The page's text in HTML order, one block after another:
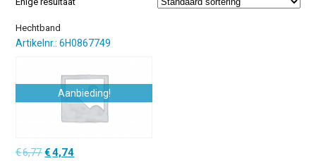
Hechtband
Artikelnr.: 6H0867749
Aanbieding!
€6,77Oorspronkelijke
€4,74Huidige